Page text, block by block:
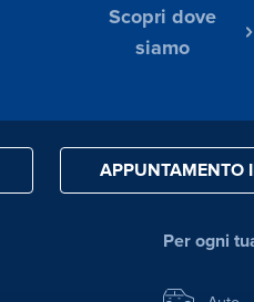
Scopri dove
siamo
APPUNTAMENTO
Per ogni